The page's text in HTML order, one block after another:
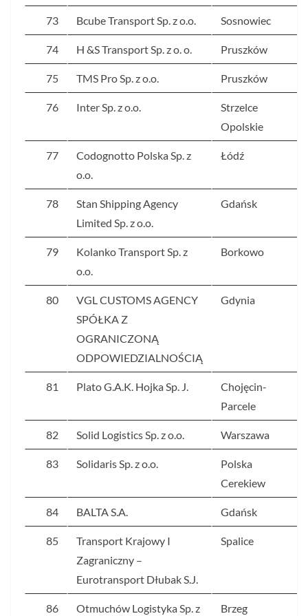
73 Bcube Transport Sp. z o.o. Sosnowiec
74 H &S Transport Sp. z o. o. Pruszków
75 TMS Pro Sp. z o.o. Pruszków
76 Inter Sp. z o.o.
Strzelce
Opolskie
77
Codognotto Polska Sp. z
o.o.
Łódź
78
Stan Shipping Agency
Limited Sp. z o.o.
Gdańsk
79
Kolanko Transport Sp. z
o.o.
Borkowo
80
VGL CUSTOMS AGENCY
SPÓŁKA Z
OGRANICZONĄ
ODPOWIEDZIALNOŚCIĄ
Gdynia
81 Plato G.A.K. Hojka Sp. J.
Chojęcin-
Parcele
82 Solid Logistics Sp. z o.o. Warszawa
83 Solidaris Sp. z o.o.
Polska
Cerekiew
84 BALTA S.A. Gdańsk
85
Transport Krajowy I
Zagraniczny –
Eurotransport Dłubak S.J.
Spalice
86 Otmuchów Logistyka Sp. z Brzeg